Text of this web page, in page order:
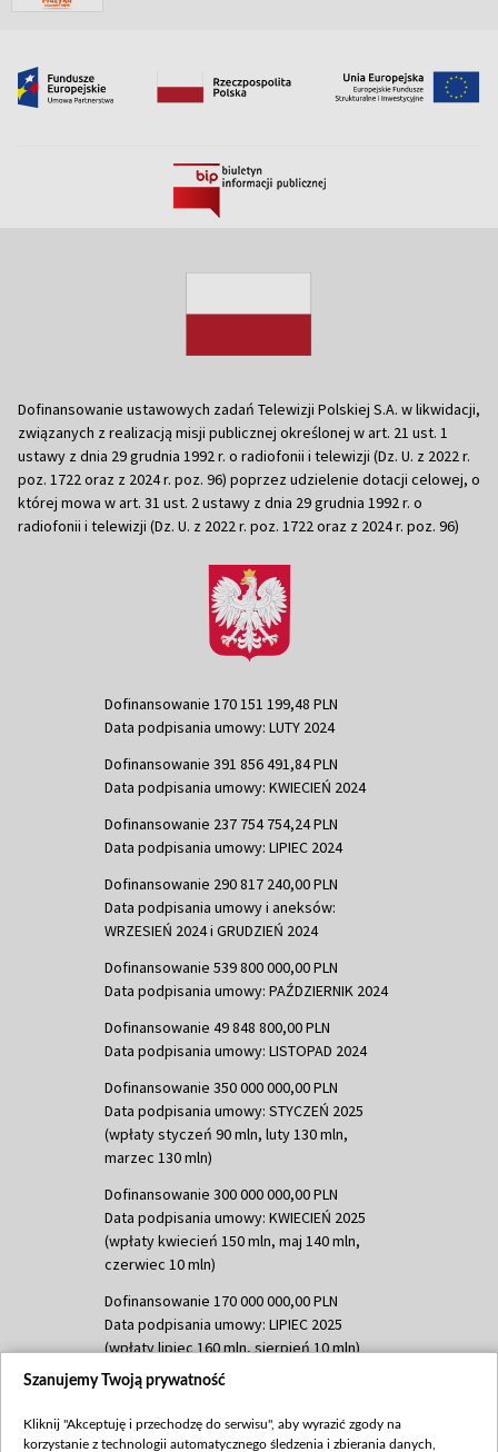
Dofinansowanie ustawowych zadań Telewizji Polskiej S.A. w likwidacji,
związanych z realizacją misji publicznej określonej w art. 21 ust. 1
ustawy z dnia 29 grudnia 1992 r. o radiofonii i telewizji (Dz. U. z 2022 r.
poz. 1722 oraz z 2024 r. poz. 96) poprzez udzielenie dotacji celowej, o
której mowa w art. 31 ust. 2 ustawy z dnia 29 grudnia 1992 r. o
radiofonii i telewizji (Dz. U. z 2022 r. poz. 1722 oraz z 2024 r. poz. 96)
Dofinansowanie 170 151 199,48 PLN
Data podpisania umowy: LUTY 2024
Dofinansowanie 391 856 491,84 PLN
Data podpisania umowy: KWIECIEŃ 2024
Dofinansowanie 237 754 754,24 PLN
Data podpisania umowy: LIPIEC 2024
Dofinansowanie 290 817 240,00 PLN
Data podpisania umowy i aneksów:
WRZESIEŃ 2024 i GRUDZIEŃ 2024
Dofinansowanie 539 800 000,00 PLN
Data podpisania umowy: PAŹDZIERNIK 2024
Dofinansowanie 49 848 800,00 PLN
Data podpisania umowy: LISTOPAD 2024
Dofinansowanie 350 000 000,00 PLN
Data podpisania umowy: STYCZEŃ 2025
(wpłaty styczeń 90 mln, luty 130 mln,
marzec 130 mln)
Dofinansowanie 300 000 000,00 PLN
Data podpisania umowy: KWIECIEŃ 2025
(wpłaty kwiecień 150 mln, maj 140 mln,
czerwiec 10 mln)
Dofinansowanie 170 000 000,00 PLN
Data podpisania umowy: LIPIEC 2025
(wpłaty lipiec 160 mln, sierpień 10 mln)
Dofinansowanie 60 000 000,00 PLN
(wpłata wrzesień 60 mln)
Szanujemy Twoją prywatność
Kliknij "Akceptuję i przechodzę do serwisu", aby wyrazić zgody na
korzystanie z technologii automatycznego śledzenia i zbierania danych,